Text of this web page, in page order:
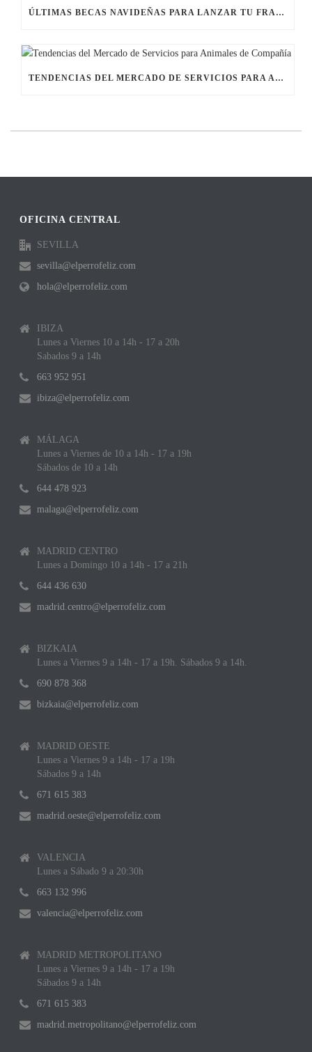
ÚLTIMAS BECAS NAVIDEÑAS PARA LANZAR TU FRANQUICIA DE ANIMALES DE COMPAÑÍA
TENDENCIAS DEL MERCADO DE SERVICIOS PARA ANIMALES DE COMPAÑÍA
OFICINA CENTRAL
SEVILLA
sevilla@elperrofeliz.com
hola@elperrofeliz.com
IBIZA
Lunes a Viernes 10 a 14h - 17 a 20h
Sabados 9 a 14h
663 952 951
ibiza@elperrofeliz.com
MÁLAGA
Lunes a Viernes de 10 a 14h - 17 a 19h
Sábados de 10 a 14h
644 478 923
malaga@elperrofeliz.com
MADRID CENTRO
Lunes a Domingo 10 a 14h - 17 a 21h
644 436 630
madrid.centro@elperrofeliz.com
BIZKAIA
Lunes a Viernes 9 a 14h - 17 a 19h. Sábados 9 a 14h.
690 878 368
bizkaia@elperrofeliz.com
MADRID OESTE
Lunes a Viernes 9 a 14h - 17 a 19h
Sábados 9 a 14h
671 615 383
madrid.oeste@elperrofeliz.com
VALENCIA
Lunes a Sábado 9 a 20:30h
663 132 996
valencia@elperrofeliz.com
MADRID METROPOLITANO
Lunes a Viernes 9 a 14h - 17 a 19h
Sábados 9 a 14h
671 615 383
madrid.metropolitano@elperrofeliz.com